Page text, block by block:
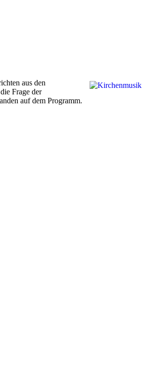
aus den
Frage der
auf dem Programm.